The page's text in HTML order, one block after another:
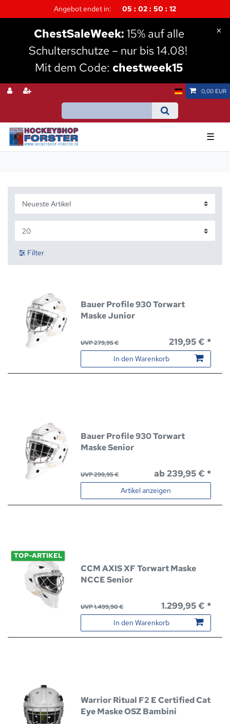
Angebot endet in: 05 02 50 11
ChestSaleWeek: 15% auf alle
Schulterschutze – nur bis 14.08!
Mit dem Code: chestweek15
×
0,00 EUR
☰
Filter
Bauer Profile 930 Torwart
Maske Junior
UVP 279,95 € 219,95 € *
In den Warenkorb
Bauer Profile 930 Torwart
Maske Senior
UVP 299,95 € ab 239,95 € *
Artikel anzeigen
TOP-ARTIKEL
CCM AXIS XF Torwart Maske
NCCE Senior
UVP 1.499,90 € 1.299,95 € *
In den Warenkorb
Warrior Ritual F2 E Certified Cat
Eye Maske OSZ Bambini